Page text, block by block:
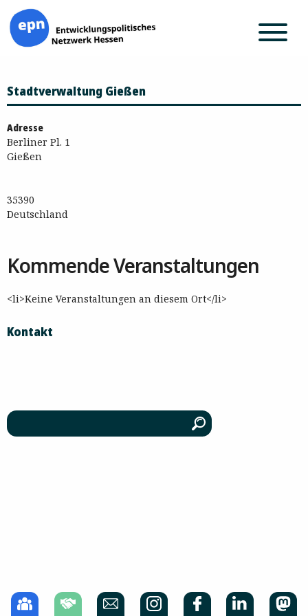
Inhalt
springen
Stadtverwaltung Gießen
Adresse
Berliner Pl. 1
Gießen
35390
Deutschland
Kommende Veranstaltungen
<li>Keine Veranstaltungen an diesem Ort</li>
Kontakt